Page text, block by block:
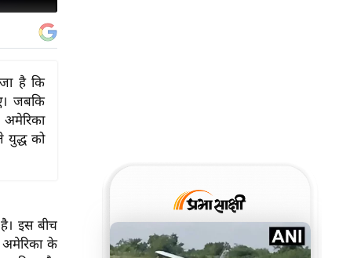
है कि
जबकि
युद्ध को
इस बीच
अमेरिका के